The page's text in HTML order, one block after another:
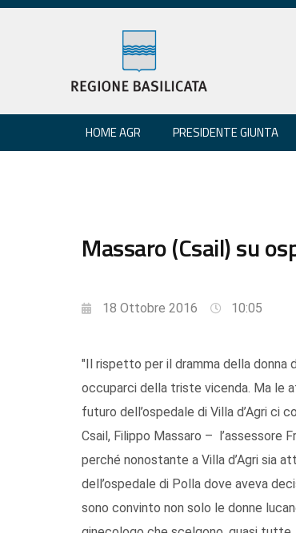
HOME AGR PRESIDENTE GIUNTA
Massaro (Csail) su
18 Ottobre 2016 10:05
"Il rispetto per il dramma della donna
occuparci della triste vicenda. Ma le
futuro dell’ospedale di Villa d’Agri ci
Csail, Filippo Massaro – l’assessore
perché nonostante a Villa d’Agri sia
dell’ospedale di Polla dove aveva
sono convinto non solo le donne